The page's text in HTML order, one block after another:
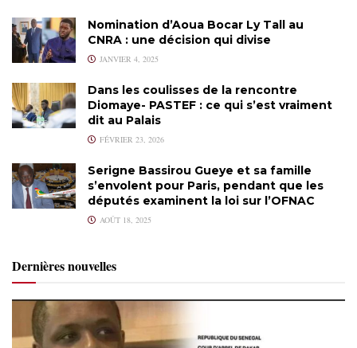
Nomination d’Aoua Bocar Ly Tall au
CNRA : une décision qui divise
JANVIER 4, 2025
Dans les coulisses de la rencontre
Diomaye- PASTEF : ce qui s’est vraiment
dit au Palais
FÉVRIER 23, 2026
Serigne Bassirou Gueye et sa famille
s’envolent pour Paris, pendant que les
députés examinent la loi sur l’OFNAC
AOÛT 18, 2025
Dernières nouvelles